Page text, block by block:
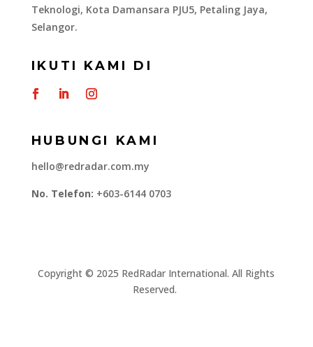
Teknologi, Kota Damansara PJU5, Petaling Jaya,
Selangor.
IKUTI KAMI DI
HUBUNGI KAMI
hello@redradar.com.my
No. Telefon: +603-6144 0703
​Copyright © 2025 RedRadar International. All Rights
Reserved.